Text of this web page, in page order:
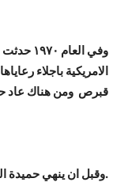
وفي
الامريكية باجلاء
قبرص ومن هناك عاد
.وقبل ان ينهي حميدة